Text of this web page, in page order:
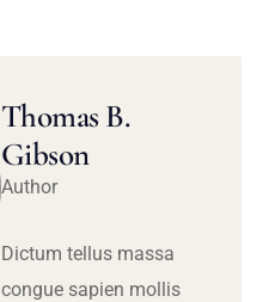
Thomas B.
Gibson
Author
Dictum tellus massa
congue sapien mollis